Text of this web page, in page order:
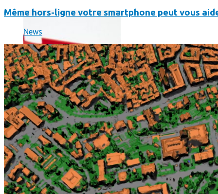
Science
Science
Même hors-ligne votre smartphone peut vous
News